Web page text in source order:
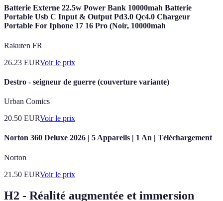
Batterie Externe 22.5w Power Bank 10000mah Batterie
Portable Usb C Input & Output Pd3.0 Qc4.0 Chargeur
Portable For Iphone 17 16 Pro (Noir, 10000mah
Rakuten FR
26.23 EURVoir le prix
Destro - seigneur de guerre (couverture variante)
Urban Comics
20.50 EURVoir le prix
Norton 360 Deluxe 2026 | 5 Appareils | 1 An | Téléchargement
Norton
21.50 EURVoir le prix
H2 - Réalité augmentée et immersion